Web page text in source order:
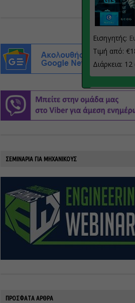
ΣΕΜΙΝΑΡΙΑ ΓΙΑ ΜΗΧΑΝΙΚΟΥΣ
ΠΡΟΣΦΑΤΑ ΑΡΘΡΑ
Εισηγητής:
Τιμή από:
Διάρκεια:
Τιμή από:
Διάρκεια: 16